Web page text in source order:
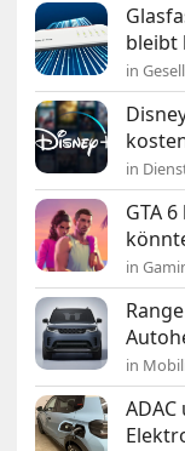
bleibt
in
in
GTA
in
in